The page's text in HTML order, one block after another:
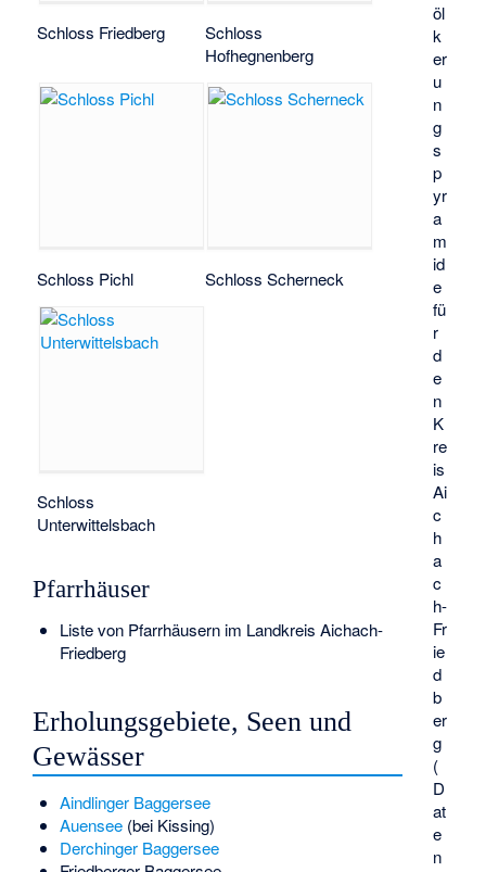
öl
k
er
u
n
g
s
p
yr
a
m
id
e
fü
r
d
e
n
K
re
is
Ai
c
h
a
c
h-
Fr
ie
d
b
er
g
(
D
at
e
n
Schloss Friedberg
Schloss
Hofhegnenberg
Schloss Pichl Schloss Scherneck
Schloss
Unterwittelsbach
Pfarrhäuser
Liste von Pfarrhäusern im Landkreis Aichach-
Friedberg
Erholungsgebiete, Seen und
Gewässer
Aindlinger Baggersee
Auensee(bei Kissing)
Derchinger Baggersee